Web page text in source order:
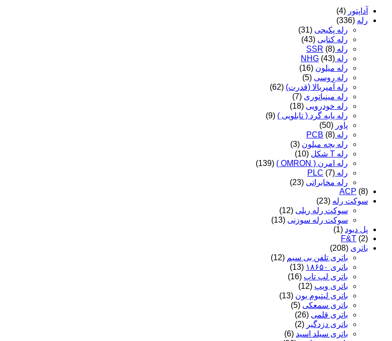
آداپتور (4)
رله (336)
رله پکیجی (31)
رله کتابی (43)
رله SSR (8)
رله NHG (43)
رله میلون (16)
رله روسی (5)
رله آمپربالا (قدرت) (62)
رله مینیاتوری (7)
رله خودرویی (18)
رله پایه گرد ( تابلویی ) (9)
پاور (50)
رله PCB (8)
رله بچه میلون (3)
رله T شکل
(10)
رله امرن ( OMRON )
(139)
رله PLC (7)
رله مخابراتی (23)
ACP (8)
سوکت رله (23)
سوکت رله ریلی (12)
سوکت رله سوزنی (13)
پل دیود (1)
F&T (2)
باتری (208)
باتری تلفن بی سیم (12)
باتری ۱۸۶۵۰
(13)
باتری لپ تاپ (16)
باتری ویپ (12)
باتری لیتیوم یون (13)
باتری سمعکی (5)
باتری قلمی (26)
باتری دزدگیر (2)
باتری سیلد اسید (6)